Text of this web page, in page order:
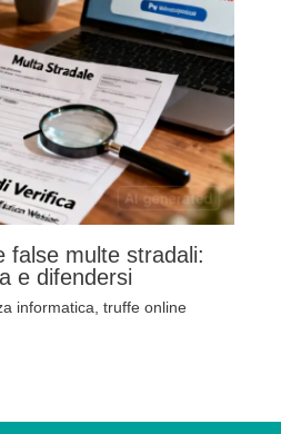
false multe stradali:
e difendersi
informatica truffe online